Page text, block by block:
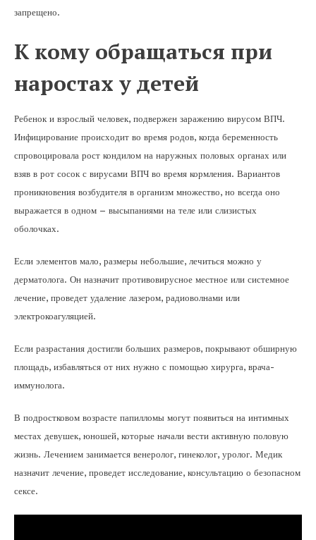
запрещено.
К кому обращаться при
наростах у детей
Ребенок и взрослый человек, подвержен заражению вирусом ВПЧ.
Инфицирование происходит во время родов, когда беременность
спровоцировала рост кондилом на наружных половых органах или
взяв в рот сосок с вирусами ВПЧ во время кормления. Вариантов
проникновения возбудителя в организм множество, но всегда оно
выражается в одном – высыпаниями на теле или слизистых
оболочках.
Если элементов мало, размеры небольшие, лечиться можно у
дерматолога. Он назначит противовирусное местное или системное
лечение, проведет удаление лазером, радиоволнами или
электрокоагуляцией.
Если разрастания достигли больших размеров, покрывают обширную
площадь, избавляться от них нужно с помощью хирурга, врача-
иммунолога.
В подростковом возрасте папилломы могут появиться на интимных
местах девушек, юношей, которые начали вести активную половую
жизнь. Лечением занимается венеролог, гинеколог, уролог. Медик
назначит лечение, проведет исследование, консультацию о безопасном
сексе.